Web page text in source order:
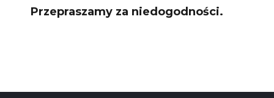
Przepraszamy za niedogodności.